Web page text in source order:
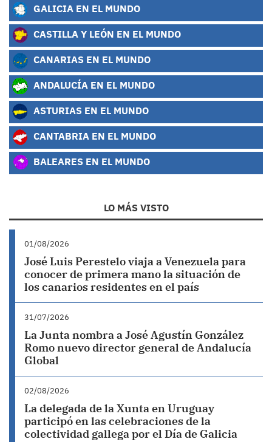
GALICIA EN EL MUNDO
CASTILLA Y LEÓN EN EL MUNDO
CANARIAS EN EL MUNDO
ANDALUCÍA EN EL MUNDO
ASTURIAS EN EL MUNDO
CANTABRIA EN EL MUNDO
BALEARES EN EL MUNDO
LO MÁS VISTO
01/08/2026
José Luis Perestelo viaja a Venezuela para
conocer de primera mano la situación de
los canarios residentes en el país
31/07/2026
La Junta nombra a José Agustín González
Romo nuevo director general de Andalucía
Global
02/08/2026
La delegada de la Xunta en Uruguay
participó en las celebraciones de la
colectividad gallega por el Día de Galicia